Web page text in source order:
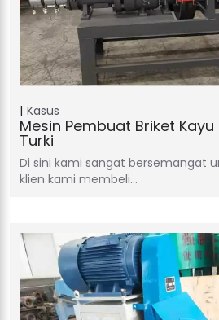
Kasus
Mesin Pembuat Briket Kayu
Turki
Di sini kami sangat bersemangat
klien kami membeli…